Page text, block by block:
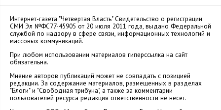
Интернет-газета "Четвертая Власть" Cвидетельство о регистрации
СМИ Эл №ФС77-45905 от 20 июля 2011 года, выдано Федеральной
службой по надзору в сфере связи, информационных технологий и
массовых коммуникаций.
При любом использовании материалов гиперссылка на сайт
обязательна.
Мнение авторов публикаций может не совпадать с позицией
редакции. За содержание материалов, размещенных в разделах
"Блоги" и "Свободная трибуна", а также за комментарии
пользователей ресурса редакция ответственности не несет.